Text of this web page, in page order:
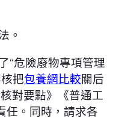
。
“危險廢物專項管理
把包養網比較關后
對要點》《普通工
任。同時，請求各